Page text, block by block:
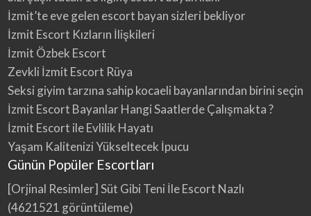
İzmit’te eve gelen escort bayan sizleri bekliyor
İzmit Escort Kızların İlişkileri
İzmit Özbek Escort
Zevkli İzmit Escort Rüya
Seksi giyim tarzına sahip kocaeli bayanlarından birini seçin
İzmit Escort Bayanlar Hangi Saatlerde Çalışmakta ?
İzmit Escort ile Evlilik Hayatı
Yaşam Kalitenizi Yükseltecek İpucu
Günün Popüler Escortları
[Orjinal Resimler] Süt Gibi Teni İle Escort Nazlı
(4621521 görüntüleme)